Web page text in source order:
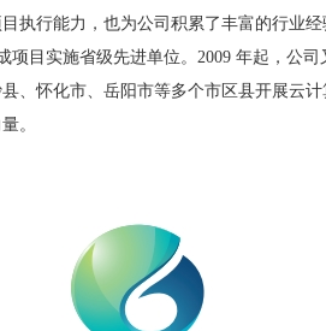
执行能力，也为公司积累了丰富的行业
项目实施省级先进单位。2009 年起，公司
、怀化市、岳阳市等多个市区县开展云
。